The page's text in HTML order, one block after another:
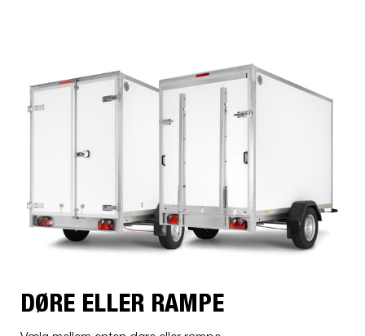
DØRE ELLER RAMPE